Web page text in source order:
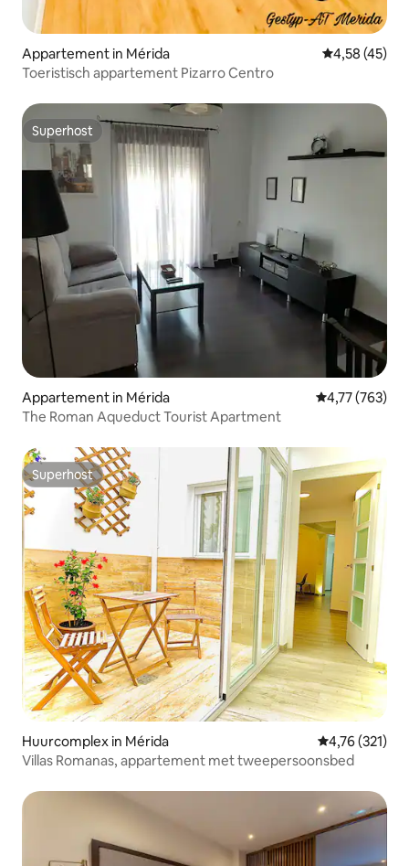
Appartement in Mérida Gemiddelde
4,58 (45)
Toeristisch appartement Pizarro Centro
Superhost
Superhost
Appartement in Mérida Gemiddelde
4,77 (763)
The Roman Aqueduct Tourist Apartment
Superhost
Superhost
Huurcomplex in Mérida Gemiddelde
4,76 (321)
Villas Romanas, appartement met tweepersoonsbed